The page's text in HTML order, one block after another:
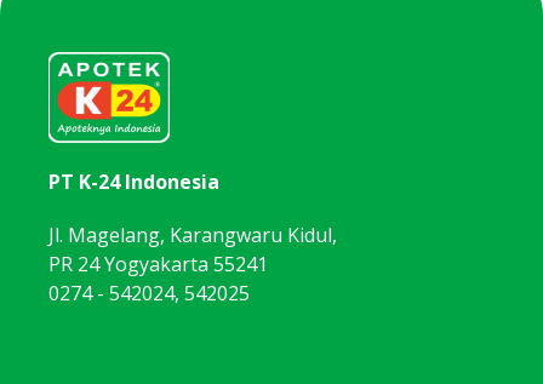
PT K-24 Indonesia
Jl. Magelang, Karangwaru Kidul,
PR 24 Yogyakarta 55241
0274 - 542024, 542025